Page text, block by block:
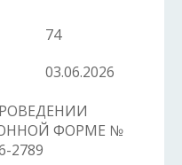
74
03.06.2026
ФОРМЕ №
2789